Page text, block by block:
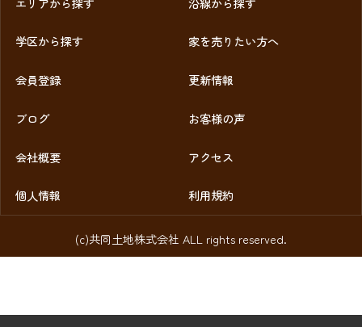
学区から探す 家を売りたい方へ
会員登録 更新情報
ブログ お客様の声
会社概要 アクセス
個人情報 利用規約
(c)共同土地株式会社 ALL rights reserved.